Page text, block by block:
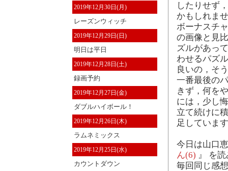
2019年12月30日(月)
レーズンウィッチ
2019年12月29日(日)
明日は平日
2019年12月28日(土)
録画予約
2019年12月27日(金)
ダブルハイボール！
2019年12月26日(木)
ラムネミックス
2019年12月25日(水)
カウントダウン
したりせず
かもしれま
ボーナスチ
の画像と見
ズルがあっ
わせるパズ
良いの，そ
一番最後の
きず，何を
には，少し
立て続けに
足していま
今日は山口
ん(6) 』 を
毎回同じ感